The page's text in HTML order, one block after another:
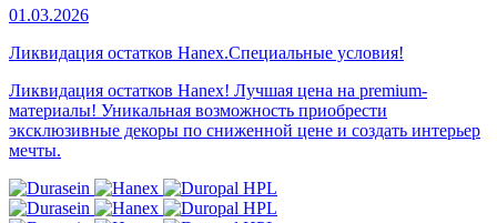
01.03.2026
Ликвидация остатков Hanex.Специальные условия!
Ликвидация остатков Hanex! Лучшая цена на premium-
материалы! Уникальная возможность приобрести
эксклюзивные декоры по сниженной цене и создать интерьер
мечты.